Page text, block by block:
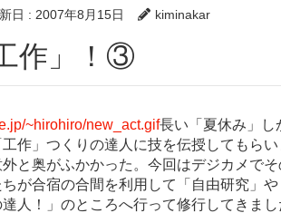
日 : 2007年8月15日 kiminakar
工作」！③
~hirohiro/new_act.gif長い「夏休み」し
作」つくりの達人に技を伝授してもら
と奥がふかかった。今回はデジカメで
間を利用して「自由研究」や「工
ところへ行って修行してきまし